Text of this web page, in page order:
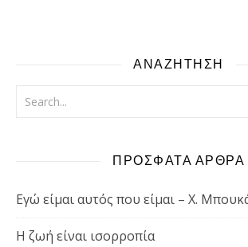
ΑΝΑΖΗΤΗΣΗ
ΠΡΟΣΦΑΤΑ ΑΡΘΡΑ
Εγώ είμαι αυτός που είμαι – Χ.
Η ζωή είναι ισορροπία